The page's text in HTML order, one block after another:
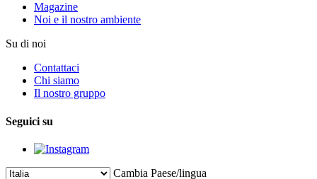
Magazine
Noi e il nostro ambiente
Su di noi
Contattaci
Chi siamo
Il nostro gruppo
Seguici su
Cambia Paese/lingua